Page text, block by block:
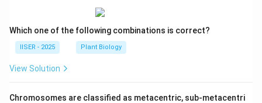
Which one of the following combinations is correct?
IISER - 2025 Plant Biology
View Solution
Chromosomes are classified as metacentric, sub-metacentri